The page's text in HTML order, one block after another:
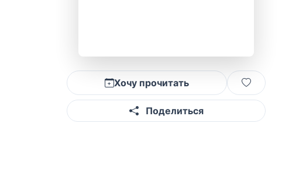
Хочу прочитать
Поделиться